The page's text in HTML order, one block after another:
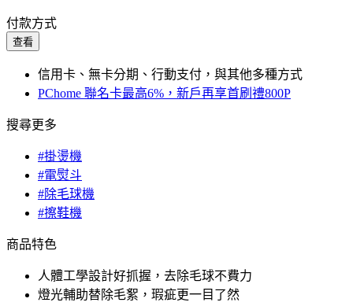
付款方式
查看
信用卡、無卡分期、行動支付，與其他多種方式
PChome 聯名卡最高6%，新戶再享首刷禮800P
搜尋更多
#掛燙機
#電熨斗
#除毛球機
#擦鞋機
商品特色
人體工學設計好抓握，去除毛球不費力
燈光輔助替除毛絮，瑕疵更一目了然